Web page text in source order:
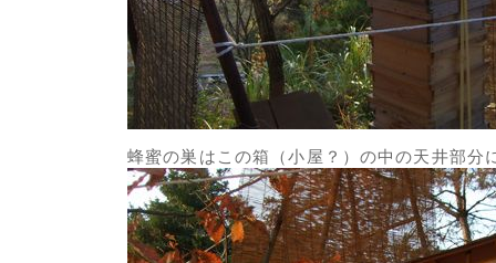
蜂蜜の巣はこの箱（小屋？）の中の天井部分